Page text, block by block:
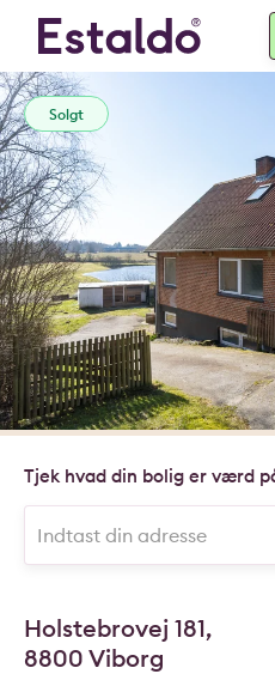
Solgt
Tjek hvad din bolig er værd
Holstebrovej 181,
8800 Viborg